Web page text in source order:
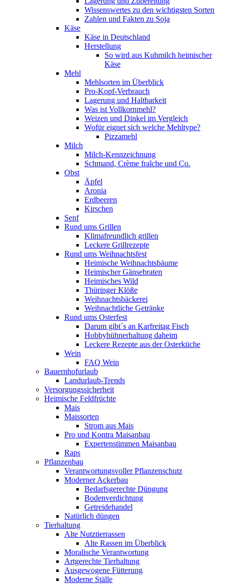
Wissenswertes zu den wichtigsten Sorten
Zahlen und Fakten zu Soja
Käse
Käse in Deutschland
Herstellung
So wird aus Kuhmilch heimischer
Käse
Mehl
Mehlsorten im Überblick
Pro-Kopf-Verbrauch
Lagerung und Haltbarkeit
Was ist Vollkornmehl?
Weizen und Dinkel im Vergleich
Wofür eignet sich welche Mehltype?
Pizzamehl
Milch
Milch-Kennzeichnung
Schmand, Crème fraȋche und Co.
Obst
Äpfel
Aronia
Erdbeeren
Kirschen
Senf
Rund ums Grillen
Klimafreundlich grillen
Leckere Grillrezepte
Rund ums Weihnachtsfest
Heimische Weihnachtsbäume
Heimischer Gänsebraten
Heimisches Wild
Thüringer Klöße
Weihnachtsbäckerei
Weihnachtliche Getränke
Rund ums Osterfest
Darum gibt´s an Karfreitag Fisch
Hobbyhühnerhaltung daheim
Leckere Rezepte aus der Osterküche
Wein
FAQ Wein
Bauernhofurlaub
Landurlaub-Trends
Versorgungssicherheit
Heimische Feldfrüchte
Mais
Maissorten
Strom aus Mais
Pro und Kontra Maisanbau
Expertenstimmen Maisanbau
Raps
Pflanzenbau
Verantwortungsvoller Pflanzenschutz
Moderner Ackerbau
Bedarfsgerechte Düngung
Bodenverdichtung
Getreidehandel
Natürlich düngen
Tierhaltung
Alte Nutztierrassen
Alte Rassen im Überblick
Moralische Verantwortung
Artgerechte Tierhaltung
Ausgewogene Fütterung
Moderne Ställe